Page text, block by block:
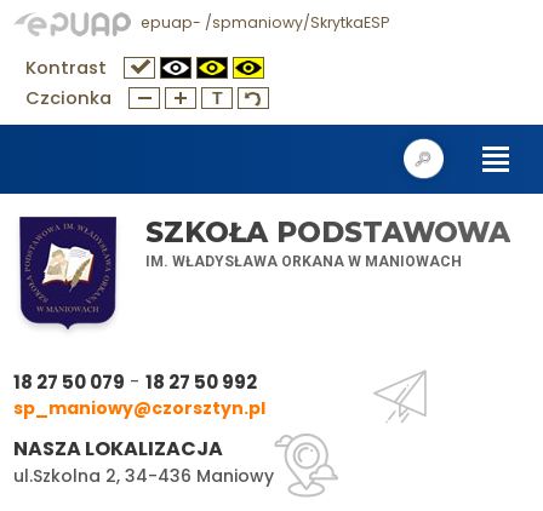
epuap- /spmaniowy/SkrytkaESP
Kontrast
Czcionka
SZKOŁA PODSTAWOWA
IM. WŁADYSŁAWA ORKANA W MANIOWACH
18 27 50 079 -18 27 50 992
sp_maniowy@czorsztyn.pl
NASZA LOKALIZACJA
ul.Szkolna 2, 34-436 Maniowy